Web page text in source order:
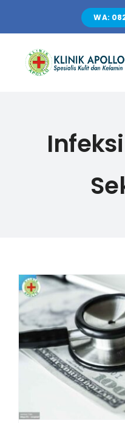
content
WA:
Search
for: